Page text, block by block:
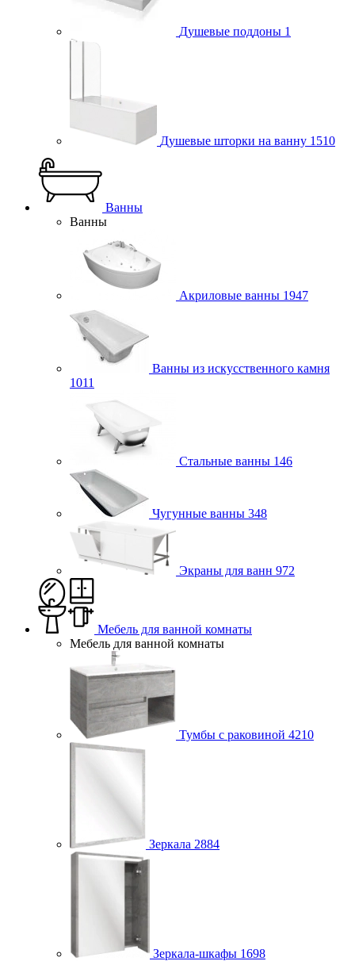
Душевые поддоны 1
Душевые шторки на ванну 1510
Ванны
Ванны
Акриловые ванны 1947
Ванны из искусственного камня
1011
Стальные ванны 146
Чугунные ванны 348
Экраны для ванн 972
Мебель для ванной комнаты
Мебель для ванной комнаты
Тумбы с раковиной 4210
Зеркала 2884
Зеркала-шкафы 1698